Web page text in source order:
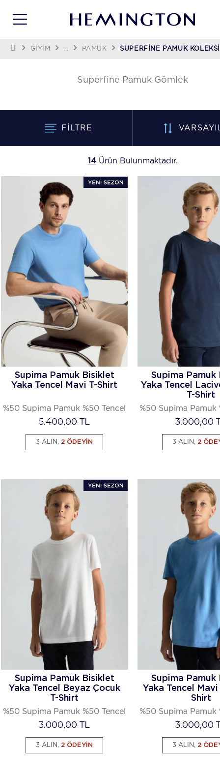
GİYİM ... PAMUK SUPERFINE PAMUK
Superfine Pamuk Gömlek
FILTRE
14Ürün Bulunmaktadır.
Supima Pamuk Bisiklet
Yaka Tencel Mavi T-Shirt
%50 Supima Pamuk %50 Tencel
5.400,00 TL
3 ALIN, 2 ÖDEYİN
Supima Pamuk
Yaka Tencel
T-Shirt
%50 Supima Pamuk
3.000,00
3 ALIN, 2
Supima Pamuk Bisiklet
Yaka Tencel Beyaz Çocuk
T-Shirt
%50 Supima Pamuk %50 Tencel
3.000,00 TL
3 ALIN, 2 ÖDEYİN
Supima Pamuk
Yaka Tencel
Shirt
%50 Supima Pamuk
3.000,00
3 ALIN, 2